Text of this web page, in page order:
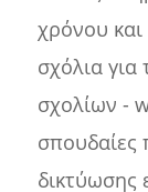
χρόνου
σχόλια
σχολίων -
σπουδαίες
δικτύωσης